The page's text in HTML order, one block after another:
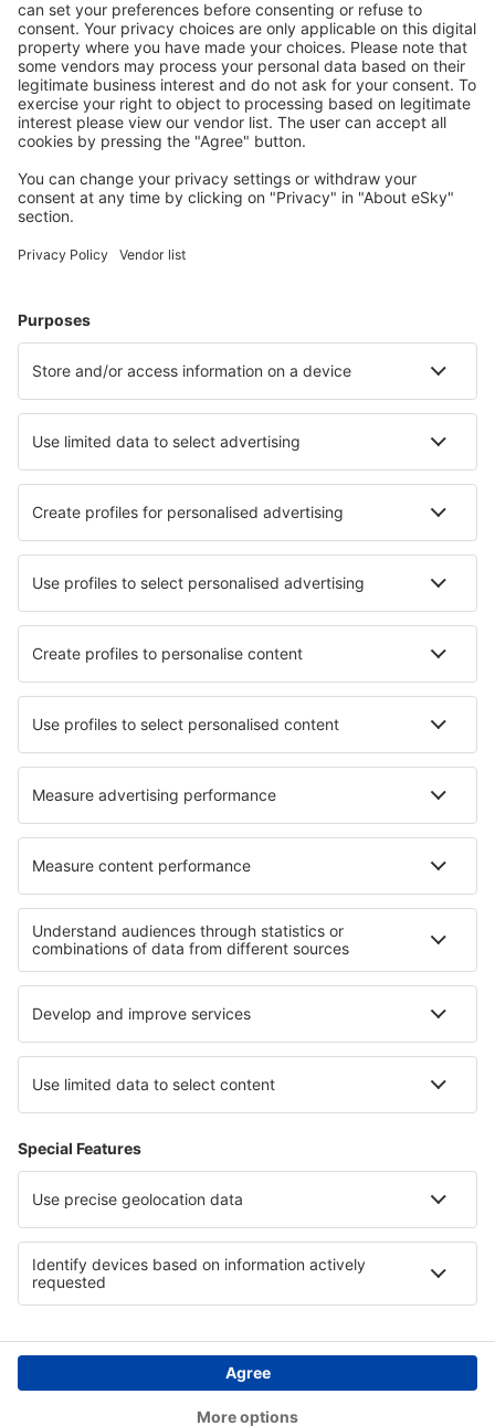
dina resor
Planera din resa
Billiga flyg
Weekendresor
Flyg+Hotell
Hotell
Transfer
Sevärdheter
Sportevenemang
Läs mer
Mobilapp
Flygbolag
SAS
Ryanair
Lufthansa
Norwegian
WizzAir
Om eSky
Köpvillkor
Mina bokningar
Integritetspolicy
Support och kontakt
Integritet
Länder
Internationella sidor
eSky.eu eSky.com eDestinos.com